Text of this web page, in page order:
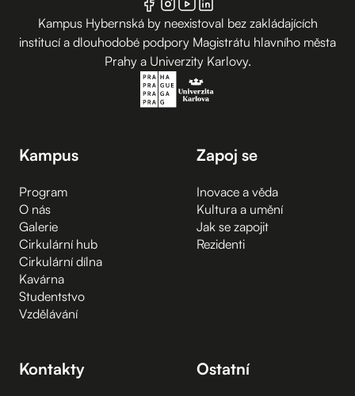
Kampus Hybernská by neexistoval bez zakládajících
institucí a dlouhodobé podpory Magistrátu hlavního města
Prahy a Univerzity Karlovy.
Kampus
Program
O nás
Galerie
Cirkulární hub
Cirkulární dílna
Kavárna
Studentstvo
Vzdělávání
Zapoj se
Inovace a věda
Kultura a umění
Jak se zapojit
Rezidenti
Kontakty Ostatní